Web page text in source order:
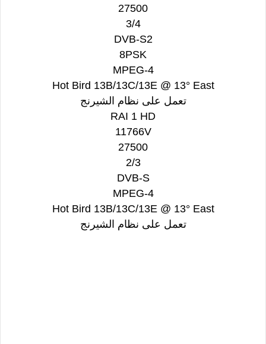
27500
3/4
DVB-S2
8PSK
MPEG-4
Hot Bird 13B/13C/13E @ 13° East
تعمل على نظام الشيرنج
RAI 1 HD
11766V
27500
2/3
DVB-S
MPEG-4
Hot Bird 13B/13C/13E @ 13° East
تعمل على نظام الشيرنج